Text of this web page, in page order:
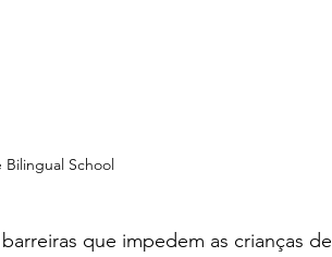
Bilingual School
que impedem as crianças de